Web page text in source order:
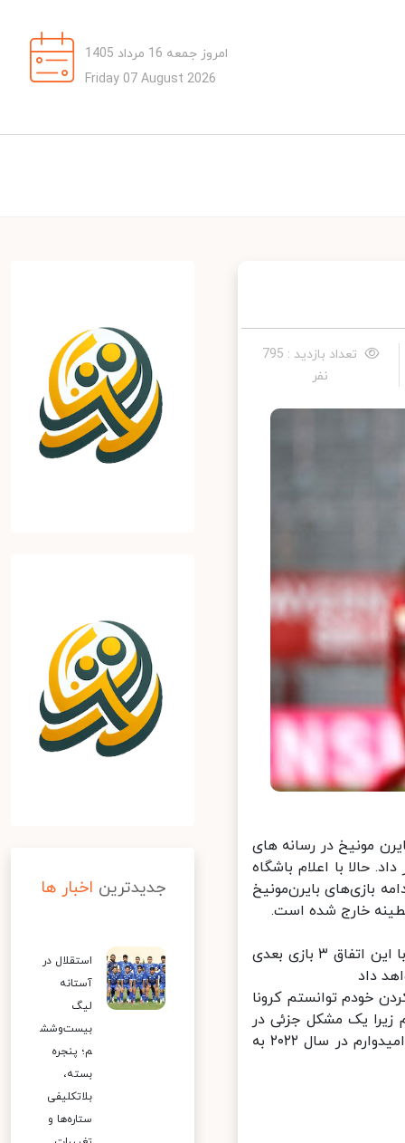
امروز جمعه 16 مرداد 1405
Friday 07 August 2026
تعداد بازدید : 795
نفر
مونیخ در رسانه های
حالا با اعلام باشگاه
بازی‌های بایرن‌مونیخ
کیمیش که پس از بازی مقابل فرایبورگ دیگر پیراهن بایرن را به تن نکرده، با این اتفاق ۳ بازی بعدی
داد
توانستم کرونا
یک مشکل جزئی در
تنفس دارم. تمریناتم در روزهای آتی با بهتر شدن حالم آغاز خواهم کرد و امیدوارم در سال ۲۰۲۲ به
جدیدترین اخبار ها
استقلال در
آستانه
لیگ
بیست‌وشش
م؛ پنجره
بسته،
بلاتکلیفی
ستاره‌ها و